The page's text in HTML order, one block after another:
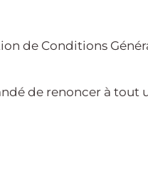
de Conditions
de renoncer à tout